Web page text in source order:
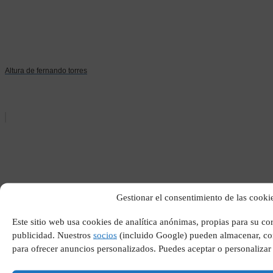
Gestionar el consentimiento de las
Este sitio web usa cookies de analítica anónimas, propias para su
publicidad. Nuestros socios (incluido Google) pueden almacenar,
para ofrecer anuncios personalizados. Puedes aceptar o
Altura de fernando torres
Mtb villa del prado